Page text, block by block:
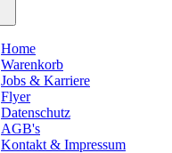
Home
Warenkorb
Jobs & Karriere
Flyer
Datenschutz
AGB's
Kontakt & Impressum